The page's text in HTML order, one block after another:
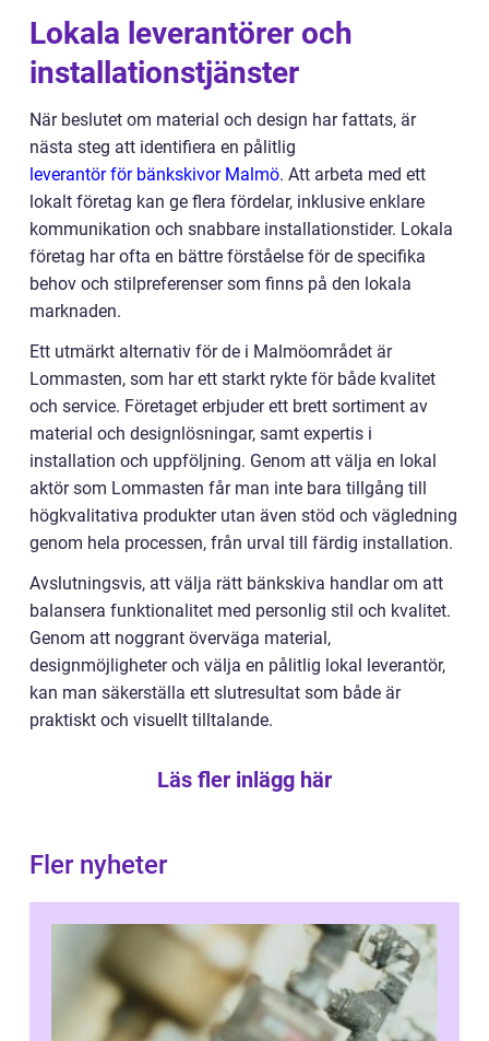
Lokala leverantörer och
installationstjänster
När beslutet om material och design har fattats, är
nästa steg att identifiera en pålitlig
leverantör för bänkskivor Malmö. Att arbeta med ett
lokalt företag kan ge flera fördelar, inklusive enklare
kommunikation och snabbare installationstider. Lokala
företag har ofta en bättre förståelse för de specifika
behov och stilpreferenser som finns på den lokala
marknaden.
Ett utmärkt alternativ för de i Malmöområdet är
Lommasten, som har ett starkt rykte för både kvalitet
och service. Företaget erbjuder ett brett sortiment av
material och designlösningar, samt expertis i
installation och uppföljning. Genom att välja en lokal
aktör som Lommasten får man inte bara tillgång till
högkvalitativa produkter utan även stöd och vägledning
genom hela processen, från urval till färdig installation.
Avslutningsvis, att välja rätt bänkskiva handlar om att
balansera funktionalitet med personlig stil och kvalitet.
Genom att noggrant överväga material,
designmöjligheter och välja en pålitlig lokal leverantör,
kan man säkerställa ett slutresultat som både är
praktiskt och visuellt tilltalande.
Läs fler inlägg här
Fler nyheter